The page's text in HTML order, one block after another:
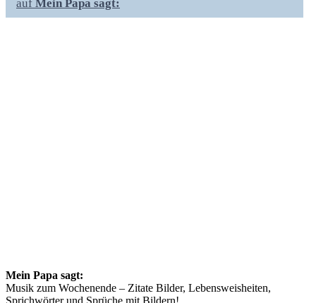
auf Mein Papa sagt:
Mein Papa sagt:
Musik zum Wochenende – Zitate Bilder, Lebensweisheiten,
Sprichwörter und Sprüche mit Bildern!